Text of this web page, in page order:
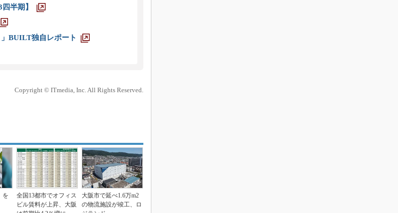
半期】
BUILT独自レポート
Copyright © ITmedia, Inc. All Rights Reserved.
を
全国13都市でオフィス
ビル賃料が上昇、大阪
大阪市で延べ1.6万m2
の物流施設が竣工、ロ